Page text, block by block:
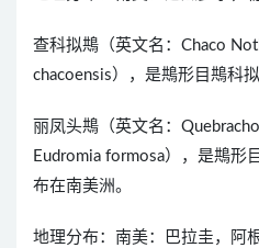
查科拟䳍（英文名：Chaco
chacoensis），是䳍形目䳍科
丽凤头䳍（英文名：
Eudromia formosa），是䳍形
布在南美洲。
地理分布：南美：巴拉圭，阿